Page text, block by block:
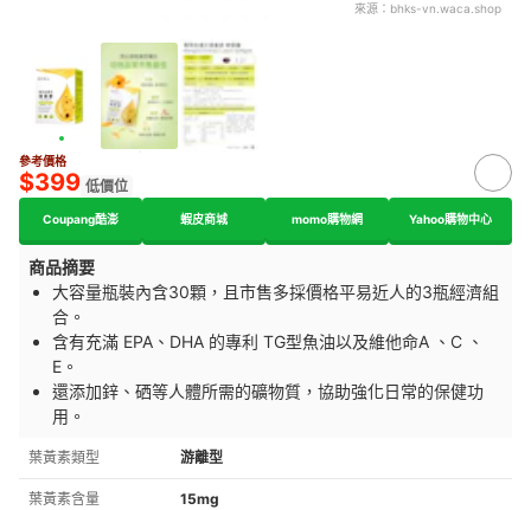
來源： bhks-vn.waca.shop
參考價格
$399 低價位
Coupang酷澎 蝦皮商城 momo購物網 Yahoo購物中心
商品摘要
大容量瓶裝內含30顆，且市售多採價格平易近人的3瓶經濟組
合。
含有充滿 EPA、DHA 的專利 TG型魚油以及維他命A 、C 、
E。
還添加鋅、硒等人體所需的礦物質，協助強化日常的保健功
用。
葉黃素類型 游離型
葉黃素含量 15mg